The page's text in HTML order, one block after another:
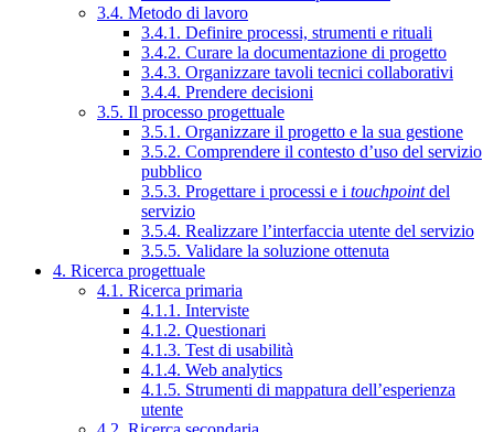
3.4. Metodo di lavoro
3.4.1. Definire processi, strumenti e rituali
3.4.2. Curare la documentazione di progetto
3.4.3. Organizzare tavoli tecnici collaborativi
3.4.4. Prendere decisioni
3.5. Il processo progettuale
3.5.1. Organizzare il progetto e la sua gestione
3.5.2. Comprendere il contesto d’uso del servizio
pubblico
3.5.3. Progettare i processi e i touchpointdel
servizio
3.5.4. Realizzare l’interfaccia utente del servizio
3.5.5. Validare la soluzione ottenuta
4. Ricerca progettuale
4.1. Ricerca primaria
4.1.1. Interviste
4.1.2. Questionari
4.1.3. Test di usabilità
4.1.4. Web analytics
4.1.5. Strumenti di mappatura dell’esperienza
utente